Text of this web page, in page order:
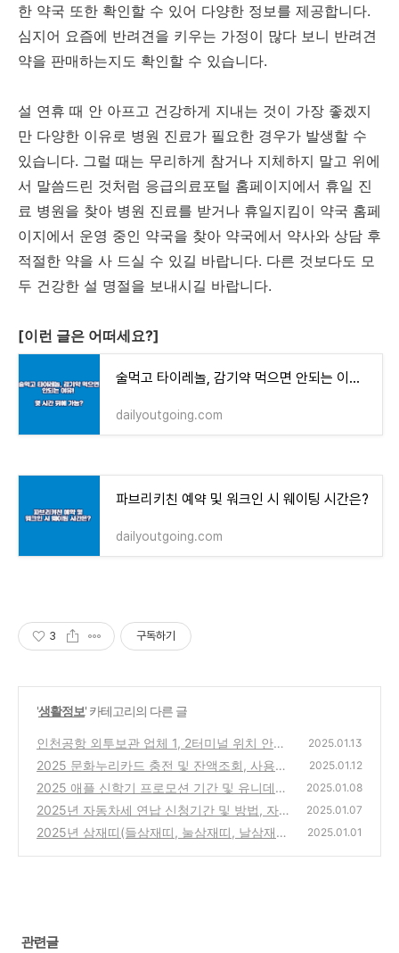
한 약국 또한 확인할 수 있어 다양한 정보를 제공합니다.
심지어 요즘에 반려견을 키우는 가정이 많다 보니 반려견
약을 판매하는지도 확인할 수 있습니다.
설 연휴 때 안 아프고 건강하게 지내는 것이 가장 좋겠지
만 다양한 이유로 병원 진료가 필요한 경우가 발생할 수
있습니다. 그럴 때는 무리하게 참거나 지체하지 말고 위에
서 말씀드린 것처럼 응급의료포털 홈페이지에서 휴일 진
료 병원을 찾아 병원 진료를 받거나 휴일지킴이 약국 홈페
이지에서 운영 중인 약국을 찾아 약국에서 약사와 상담 후
적절한 약을 사 드실 수 있길 바랍니다. 다른 것보다도 모
두 건강한 설 명절을 보내시길 바랍니다.
[이런 글은 어떠세요?]
술먹고 타이레놀, 감기약 먹으면 안되는 이유! 몇 시간 뒤에 가능?
dailyoutgoing.com
파브리키친 예약 및 워크인 시 웨이팅 시간은?
dailyoutgoing.com
3 구독하기
'생활정보' 카테고리의 다른 글
인천공항 외투보관 업체 1, 2터미널 위치 안내
(0)
2025.01.13
2025 문화누리카드 충전 및 잔액조회, 사용처
는?
(0)
2025.01.12
2025 애플 신학기 프로모션 기간 및 유니데이
즈 인증방법
(0)
2025.01.08
2025년 자동차세 연납 신청기간 및 방법, 자동
차세 계산기
(0)
2025.01.07
2025년 삼재띠(들삼재띠, 눌삼재띠, 날삼재
2025.01.01
관련글